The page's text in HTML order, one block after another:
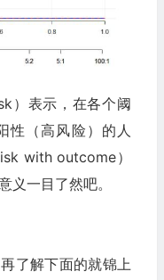
）表示，在各个阈
性（高风险）的人
with outcome）
义一目了然吧。
了解下面的就锦上